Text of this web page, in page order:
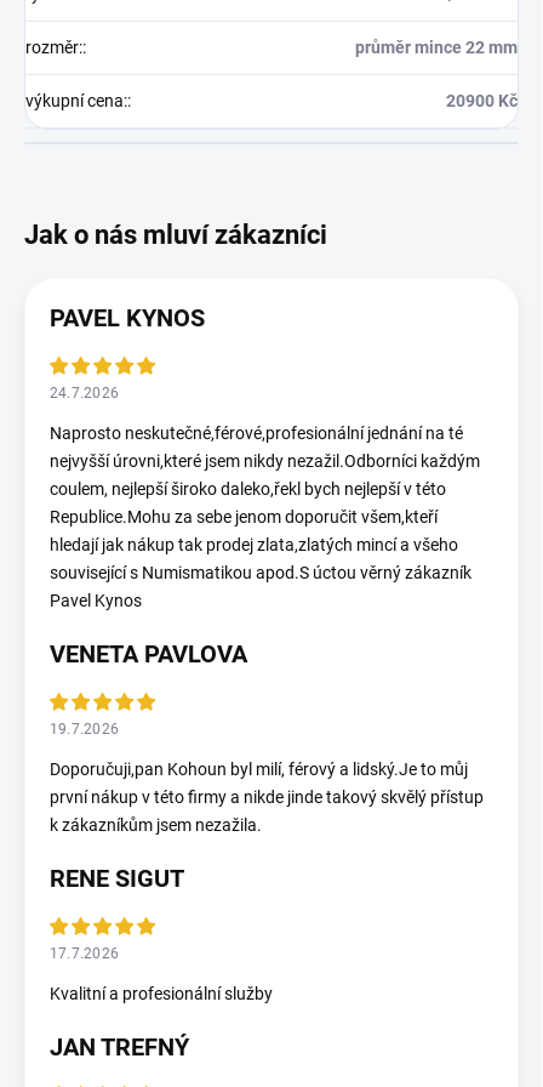
rozměr:: průměr mince 22 mm
výkupní cena:: 20900 Kč
PAVEL KYNOS
24.7.2026
Naprosto neskutečné,férové,profesionální jednání na té
nejvyšší úrovni,které jsem nikdy nezažil.Odborníci každým
coulem, nejlepší široko daleko,řekl bych nejlepší v této
Republice.Mohu za sebe jenom doporučit všem,kteří
hledají jak nákup tak prodej zlata,zlatých mincí a všeho
související s Numismatikou apod.S úctou věrný zákazník
Pavel Kynos
VENETA PAVLOVA
19.7.2026
Doporučuji,pan Kohoun byl milí, férový a lidský.Je to můj
první nákup v této firmy a nikde jinde takový skvělý přístup
k zákazníkům jsem nezažila.
RENE SIGUT
17.7.2026
Kvalitní a profesionální služby
JAN TREFNÝ